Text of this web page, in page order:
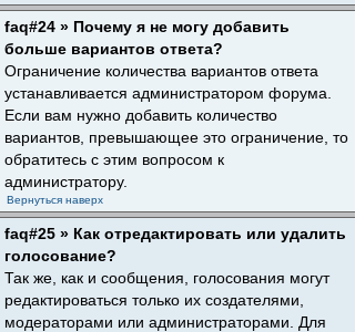
faq#24 » Почему я не могу добавить
больше вариантов ответа?
Ограничение количества вариантов ответа
устанавливается администратором форума.
Если вам нужно добавить количество
вариантов, превышающее это ограничение, то
обратитесь с этим вопросом к
администратору.
Вернуться наверх
faq#25 » Как отредактировать или удалить
голосование?
Так же, как и сообщения, голосования могут
редактироваться только их создателями,
модераторами или администраторами. Для